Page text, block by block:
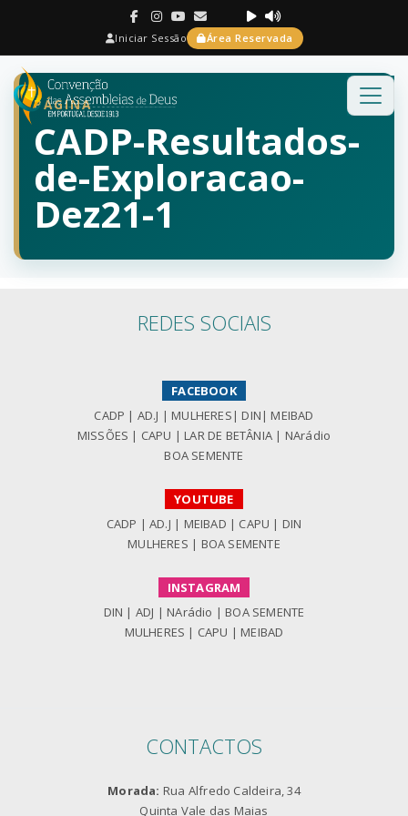
Iniciar Sessão Área Reservada
PÁGINA
CADP-Resultados-
de-Exploracao-
Dez21-1
REDES SOCIAIS
FACEBOOK
CADP | AD.J | MULHERES | DIN | MEIBAD
MISSÕES | CAPU | LAR DE BETÂNIA | NArádio
BOA SEMENTE
YOUTUBE
CADP |AD.J | MEIBAD | CAPU | DIN
MULHERES | BOA SEMENTE
INSTAGRAM
DIN | ADJ | NArádio | BOA SEMENTE
MULHERES | CAPU | MEIBAD
CONTACTOS
Morada: Rua Alfredo Caldeira, 34
Quinta Vale das Maias